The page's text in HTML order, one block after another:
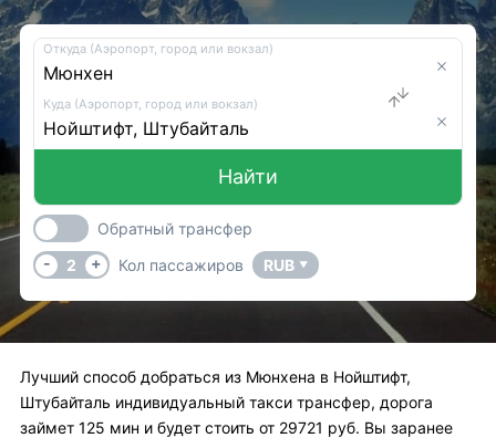
Откуда (Аэропорт, город или вокзал)
Куда (Аэропорт, город или вокзал)
Найти
Обратный трансфер
-
2 + Кол пассажиров RUB ▼
Лучший способ добраться из Мюнхена в Нойштифт,
Штубайталь индивидуальный такси трансфер, дорога
займет 125 мин и будет стоить от 29721 руб. Вы заранее